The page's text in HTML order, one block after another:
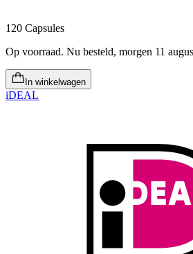
120 Capsules
Op voorraad. Nu besteld, morgen 11
In winkelwagen
iDEAL